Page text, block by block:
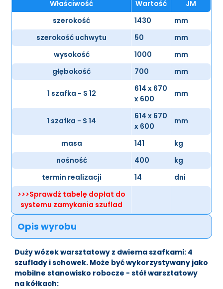
Właściwość Wartość
JM
szerokość
1430
mm
szerokość uchwytu
50
mm
wysokość
1000
mm
głębokość
700 mm
1 szafka - S 12
614 x 670
x 600
mm
1 szafka - S 14
614 x 670
x 600
mm
masa 141
kg
nośność
400
kg
termin realizacji
14
dni
>>>Sprawdź tabelę dopłat do
systemu zamykania szuflad
Opis wyrobu
Duży wózek warsztatowy z dwiema szafkami: 4
szuflady i schowek. Może być wykorzystywany jako
mobilne stanowisko robocze - stół warsztatowy
na kółkach: